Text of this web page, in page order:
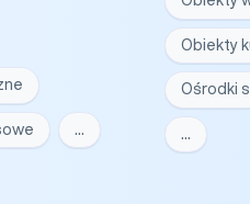
…
Obiekty
Ośrodki
…